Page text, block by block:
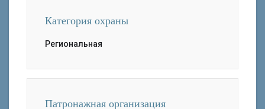
Категория охраны
Региональная
Патронажная организация